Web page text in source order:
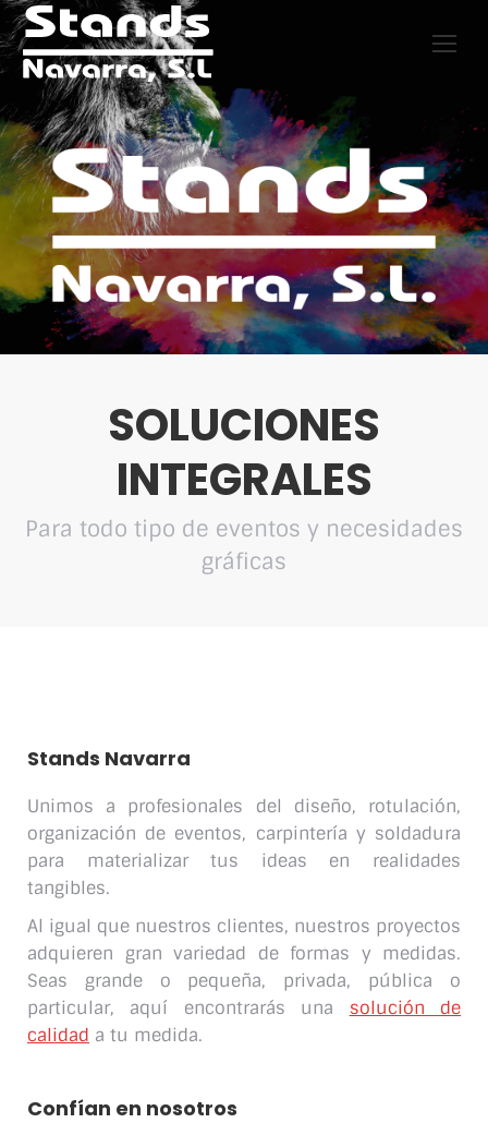
SOLUCIONES
INTEGRALES
Para todo tipo de eventos y necesidades
gráficas
Stands Navarra
Unimos a profesionales del diseño, rotulación,
organización de eventos, carpintería y soldadura
para materializar tus ideas en realidades
tangibles.
Al igual que nuestros clientes, nuestros proyectos
adquieren gran variedad de formas y medidas.
Seas grande o pequeña, privada, pública o
particular, aquí encontrarás una solución de
calidad a tu medida.
Confían en nosotros